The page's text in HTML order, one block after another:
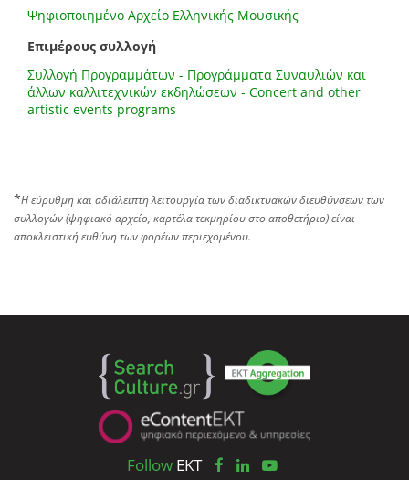
Ψηφιοποιημένο Αρχείο Ελληνικής Μουσικής
Επιμέρους συλλογή
Συλλογή Προγραμμάτων - Προγράμματα Συναυλιών και
άλλων καλλιτεχνικών εκδηλώσεων - Concert and other
artistic events programs
*Η εύρυθμη και αδιάλειπτη λειτουργία των διαδικτυακών διευθύνσεων των
συλλογών (ψηφιακό αρχείο, καρτέλα τεκμηρίου στο αποθετήριο) είναι
αποκλειστική ευθύνη των φορέων περιεχομένου.
Follow EKT